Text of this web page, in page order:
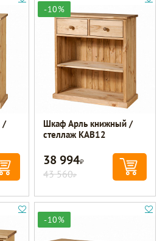
/
-10%
Шкаф Арль книжный /
стеллаж KAB12
38 994Р
43 560Р
-10%